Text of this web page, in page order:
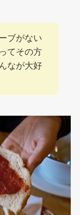
ブがない
てその方
なが大好